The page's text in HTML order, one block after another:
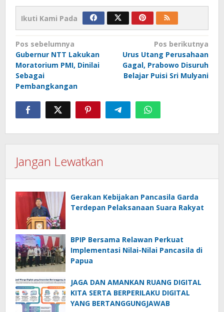
Ikuti Kami Pada
Navigasi
pos
Pos sebelumnya
Gubernur NTT Lakukan
Moratorium PMI, Dinilai
Sebagai
Pembangkangan
Pos berikutnya
Urus Utang Perusahaan
Gagal, Prabowo Disuruh
Belajar Puisi Sri Mulyani
Jangan Lewatkan
Gerakan Kebijakan Pancasila Garda
Terdepan Pelaksanaan Suara Rakyat
BPIP Bersama Relawan Perkuat
Implementasi Nilai-Nilai Pancasila di
Papua
JAGA DAN AMANKAN RUANG DIGITAL
KITA SERTA BERPERILAKU DIGITAL
YANG BERTANGGUNGJAWAB